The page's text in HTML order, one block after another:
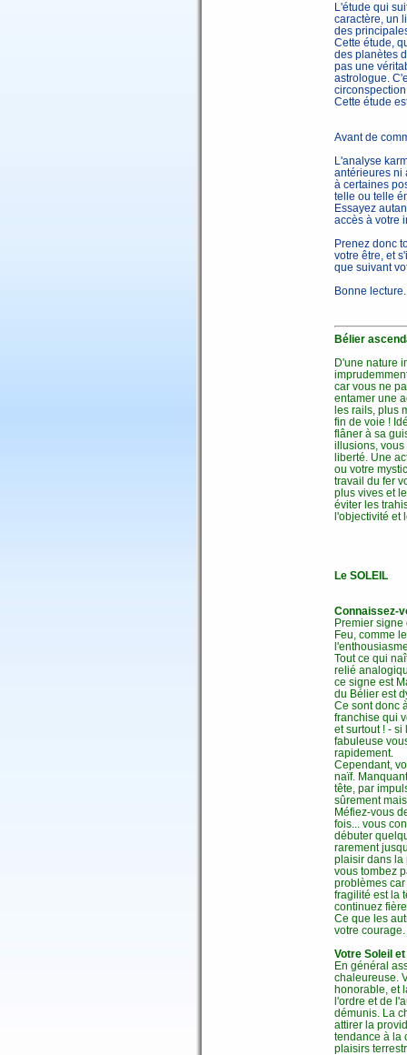
L'étude qui
caractère, un
des
Cette étude,
des planètes
pas une
astrologue.
Cette étude
Avant de
L'analyse
antérieures ni
à certaines
telle ou telle
Essayez
accès à votre
Prenez donc
votre être, et
que suivant
Bonne lecture.
Bélier
D'une nature
car vous ne
entamer une
les rails, plus
fin de voie !
flâner à sa
illusions, vous
liberté. Une
ou votre
travail du fer
plus vives et
éviter les
l'objectivité et
Le SOLEIL
Connaissez-
Premier signe
Feu, comme
Tout ce qui
relié
ce signe est
du Bélier est
Ce sont donc
franchise qui
et surtout ! -
fabuleuse
rapidement.
Cependant,
naïf.
tête, par
sûrement
Méfiez-vous
fois... vous
débuter
rarement
plaisir dans la
vous tombez
problèmes
fragilité est la
continuez
Ce que les
votre courage.
Votre Soleil
En général
chaleureuse.
honorable, et
l'ordre et de
démunis. La
attirer la
tendance à la
plaisirs